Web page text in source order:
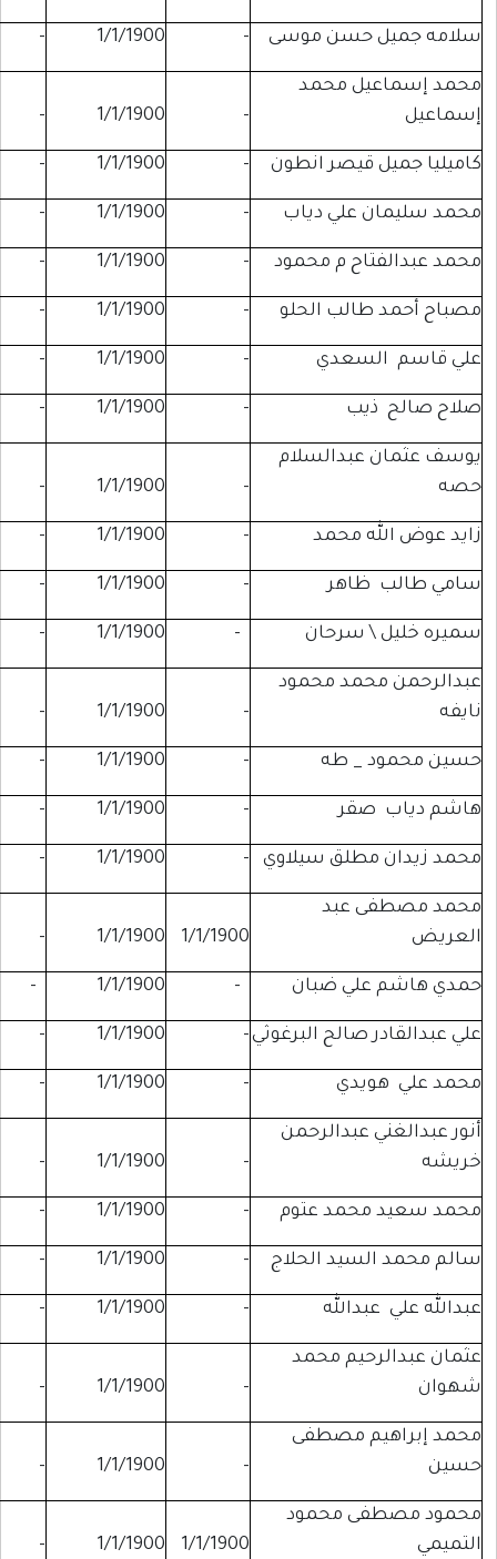
حسن موسى -
1/1/1900
-
محمد
1/1/1900
-
انطون -
1/1/1900
-
دياب -
1/1/1900
-
م محمود -
1/1/1900
-
الحلو -
1/1/1900
-
-
1/1/1900
-
-
1/1/1900
-
1/1/1900
-
محمد -
1/1/1900
-
-
1/1/1900
-
سرحان -
1/1/1900
-
محمود
1/1/1900
-
طه -
1/1/1900
-
-
1/1/1900
-
سيلاوي -
1/1/1900
-
عبد
1/1/1900
-
ضبان -
1/1/1900
-
البرغوثي-
1/1/1900
-
-
1/1/1900
-
1/1/1900
-
عتوم -
1/1/1900
-
الحلاج -
1/1/1900
-
-
1/1/1900
-
محمد
1/1/1900
-
مصطفى
1/1/1900
-
محمود
1/1/1900
-